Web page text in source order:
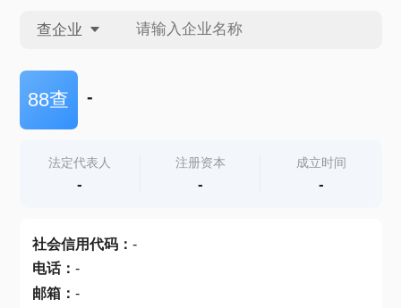
查企业
查企业
查产地
88查 -
法定代表人
-
注册资本
-
成立时间
-
社会信用代码： -
电话： -
邮箱： -